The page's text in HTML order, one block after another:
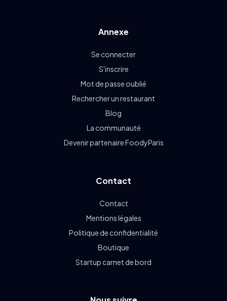
Annexe
Se connecter
S'inscrire
Mot de passe oublié
Rechercher un restaurant
Blog
La communauté
Devenir partenaire FoodyParis
Contact
Contact
Mentions légales
Politique de confidentialité
Boutique
Startup carnet de bord